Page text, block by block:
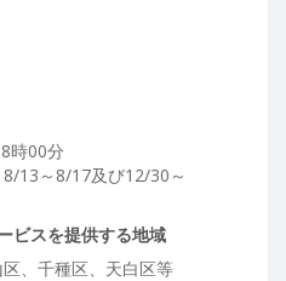
時00分
13～8/17及び12/30～
ビスを提供する地域
、千種区、天白区等